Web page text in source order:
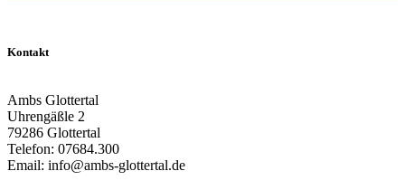
Kontakt
Ambs Glottertal
Uhrengäßle 2
79286 Glottertal
Telefon: 07684.300
Email: info@ambs-glottertal.de